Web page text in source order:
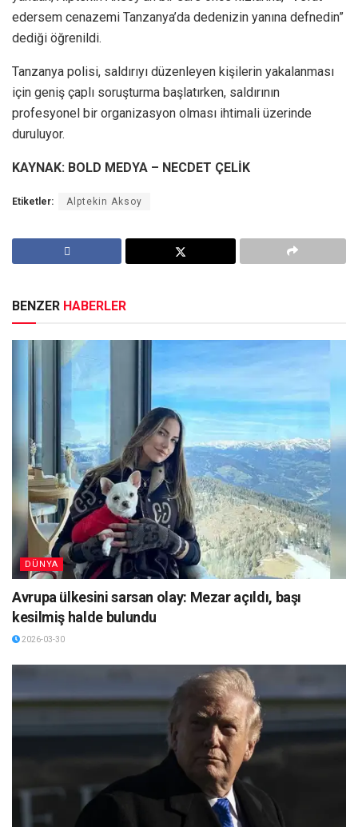
edersem cenazemi Tanzanya’da dedenizin yanına defnedin”
dediği öğrenildi.
Tanzanya polisi, saldırıyı düzenleyen kişilerin yakalanması
için geniş çaplı soruşturma başlatırken, saldırının
profesyonel bir organizasyon olması ihtimali üzerinde
duruluyor.
KAYNAK: BOLD MEDYA – NECDET ÇELİK
Etiketler: Alptekin Aksoy
BENZER HABERLER
DÜNYA
Avrupa ülkesini sarsan olay: Mezar açıldı, başı
kesilmiş halde bulundu
2026-03-30